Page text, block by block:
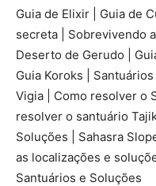
Guia de Elixir | Guia de
secreta | Sobrevivendo
Deserto de Gerudo |
Guia Koroks |
Vigia | Como resolver o
resolver o santuário
Soluções | Sahasra
as localizações e
Santuários e Soluções